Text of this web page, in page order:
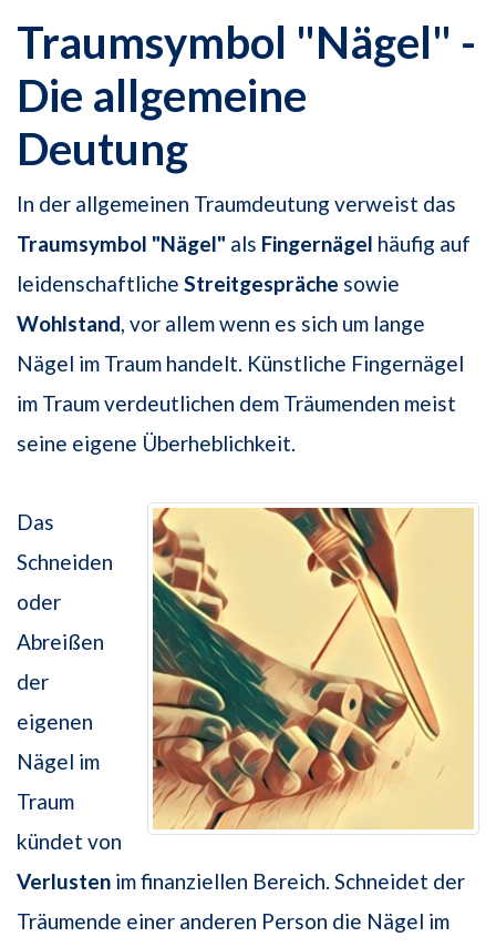
Traumsymbol "Nägel" -
Die allgemeine
Deutung
In der allgemeinen Traumdeutung verweist das
Traumsymbol "Nägel" als Fingernägel häufig auf
leidenschaftliche Streitgespräche sowie
Wohlstand, vor allem wenn es sich um lange
Nägel im Traum handelt. Künstliche Fingernägel
im Traum verdeutlichen dem Träumenden meist
seine eigene Überheblichkeit.
Das
Schneiden
oder
Abreißen
der
eigenen
Nägel im
Traum
kündet von
Verlusten im finanziellen Bereich. Schneidet der
Träumende einer anderen Person die Nägel im